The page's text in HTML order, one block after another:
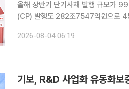
올해 상반기 단기사채 발행 규모가
(CP) 발행도 282조7547억원으로
이된다. 금융감독원이 4일 발표한
2026-08-04 06:19
기보, R&D 사업화 유동화